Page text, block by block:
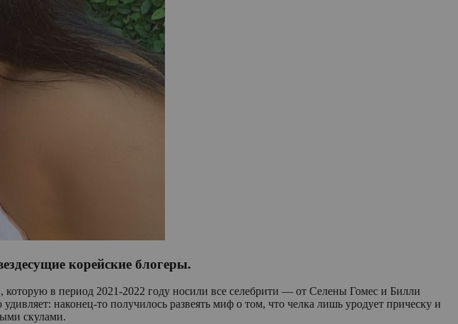
корейские блогеры.
которую в период 2021-2022 году носили все селебрити — от Селены Гомес и Билли
наконец-то получилось развеять миф о том, что челка лишь уродует прическу и
скулами.